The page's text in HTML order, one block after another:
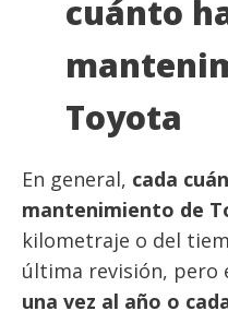
cuánto
Toyota
En general, cada
mantenimiento de
kilometraje o del
última revisión, pero
una vez al año o